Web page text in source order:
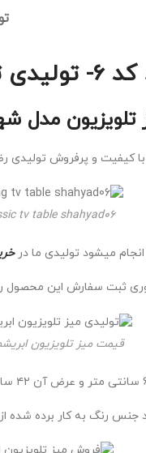
مدل
tv table shahyad06
ثبت سفارش این محصول را
قیمت میز تلویزیون
رنگ به کار برده شده